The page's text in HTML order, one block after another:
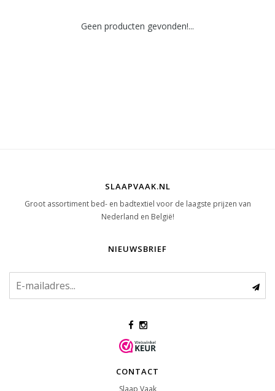
Geen producten gevonden!...
SLAAPVAAK.NL
Groot assortiment bed- en badtextiel voor de laagste prijzen van
Nederland en België!
NIEUWSBRIEF
CONTACT
Slaap Vaak